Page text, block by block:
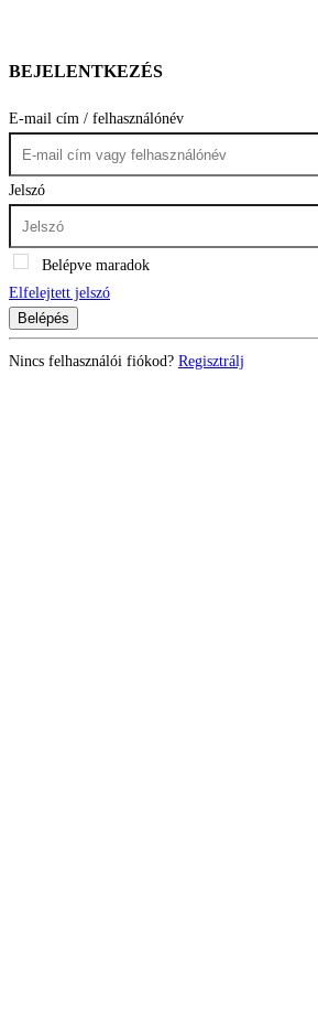
BEJELENTKEZÉS
E-mail cím / felhasználónév
Jelszó
Belépve maradok
Elfelejtett jelszó
Belépés
Nincs felhasználói fiókod? Regisztrálj